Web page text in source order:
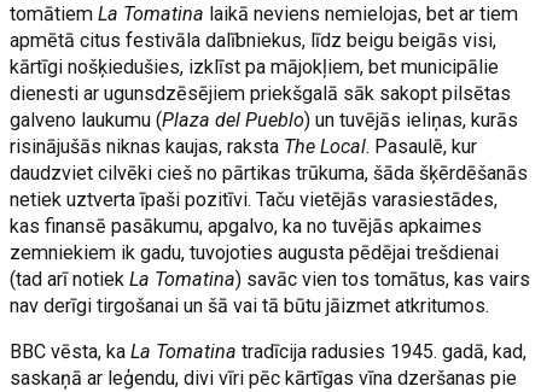
tomātiemLa Tomatina laikā neviens nemielojas, bet ar tiem
apmētā citus festivāla dalībniekus, līdz beigu beigās visi,
kārtīgi nošķiedušies, izklīst pa mājokļiem, bet municipālie
dienesti ar ugunsdzēsējiem priekšgalā sāk sakopt pilsētas
galveno laukumu (Plaza del Pueblo) un tuvējās ieliņas, kurās
risinājušās niknas kaujas, raksta The Local. Pasaulē, kur
daudzviet cilvēki cieš no pārtikas trūkuma, šāda šķērdēšanās
netiek uztverta īpaši pozitīvi. Taču vietējās varasiestādes,
kas finansē pasākumu, apgalvo, ka no tuvējās apkaimes
zemniekiem ik gadu, tuvojoties augusta pēdējai trešdienai
(tad arī notiekLa Tomatina) savāc vien tos tomātus, kas vairs
nav derīgi tirgošanai un šā vai tā būtu jāizmet atkritumos.
BBC vēsta, ka La Tomatina tradīcija radusies 1945. gadā, kad,
saskaņā ar leģendu, divi vīri pēc kārtīgas vīna dzeršanas pie